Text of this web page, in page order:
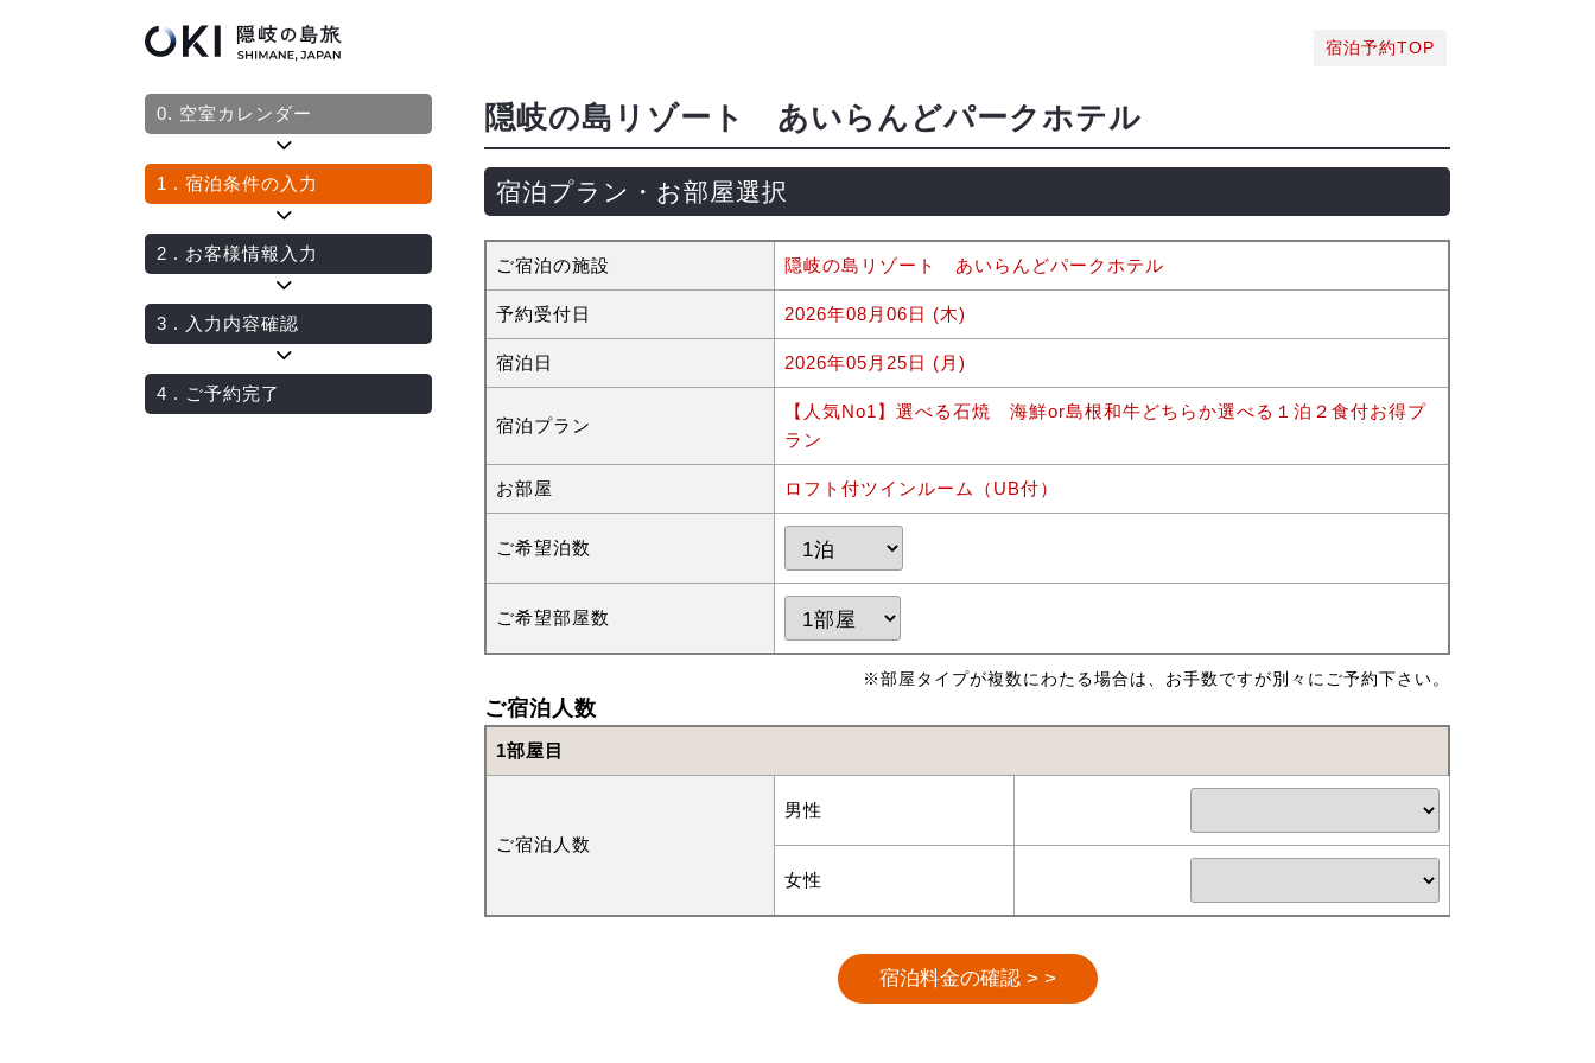
宿泊予約TOP
0. 空室カレンダー
1 . 宿泊条件の入力
2 . お客様情報入力
3 . 入力内容確認
4 . ご予約完了
隠岐の島リゾート あいらんどパークホテル
宿泊プラン・お部屋選択
ご宿泊の施設 隠岐の島リゾート あいらんどパークホテル
予約受付日 2026年08月06日 (木)
宿泊日 2026年05月25日 (月)
宿泊プラン
【人気No1】選べる石焼 海鮮or島根和牛どちらか選べる１泊２食付お得プ
ラン
お部屋 ロフト付ツインルーム（UB付）
ご希望泊数
ご希望部屋数
※部屋タイプが複数にわたる場合は、お手数ですが別々にご予約下さい。
ご宿泊人数
1部屋目
ご宿泊人数
男性
女性
宿泊料金の確認 > >